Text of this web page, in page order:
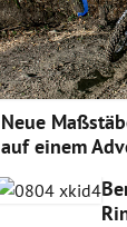
Neue
auf einem